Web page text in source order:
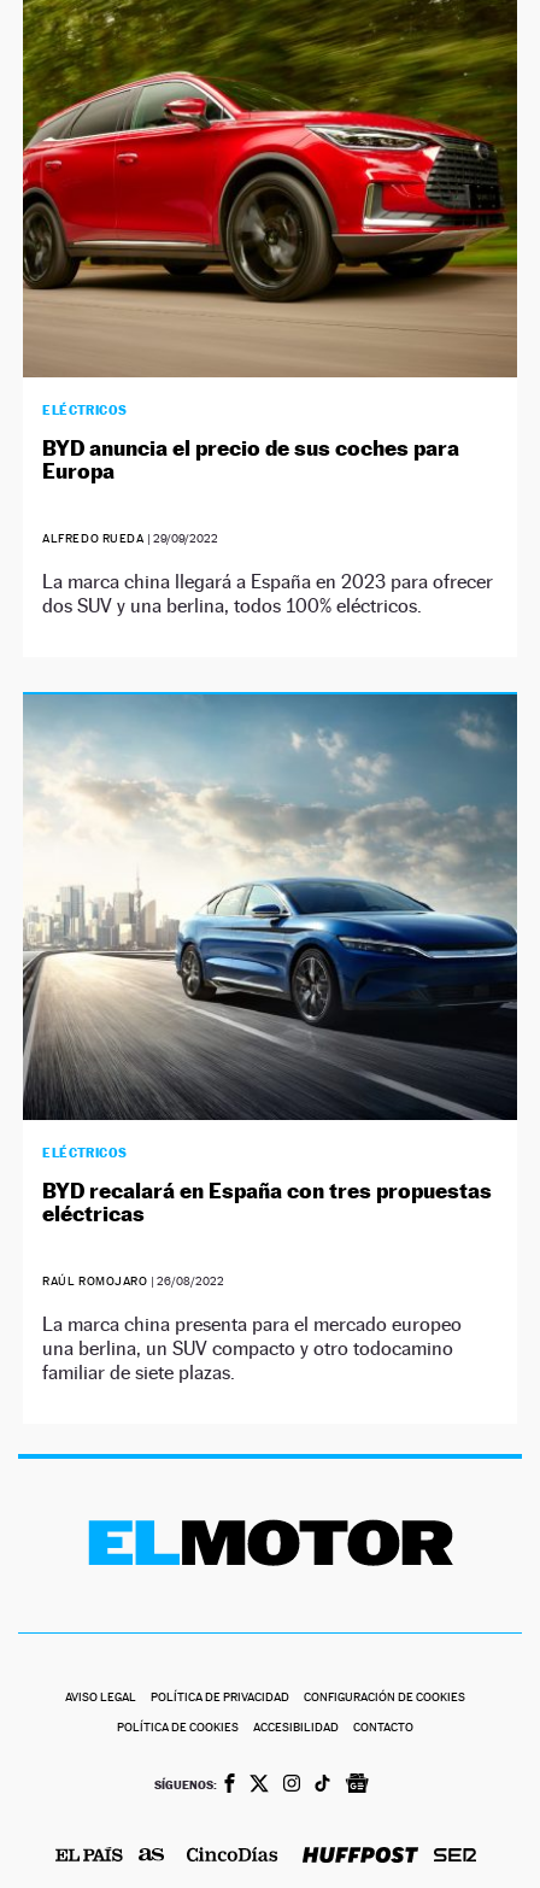
ELÉCTRICOS
BYD anuncia el precio de sus coches para
Europa
ALFREDO RUEDA | 29/09/2022
La marca china llegará a España en 2023 para ofrecer
dos SUV y una berlina, todos 100% eléctricos.
ELÉCTRICOS
BYD recalará en España con tres propuestas
eléctricas
RAÚL ROMOJARO | 26/08/2022
La marca china presenta para el mercado europeo
una berlina, un SUV compacto y otro todocamino
familiar de siete plazas.
AVISO LEGAL POLÍTICA DE PRIVACIDAD CONFIGURACIÓN DE COOKIES
POLÍTICA DE COOKIES ACCESIBILIDAD CONTACTO
SÍGUENOS: